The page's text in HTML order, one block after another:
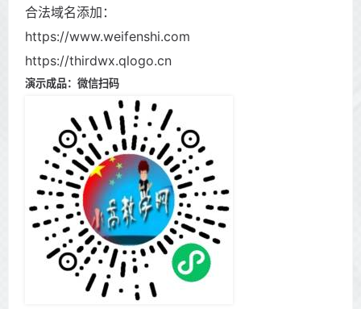
合法域名添加：
https://www.weifenshi.com
https://thirdwx.qlogo.cn
演示成品：微信扫码